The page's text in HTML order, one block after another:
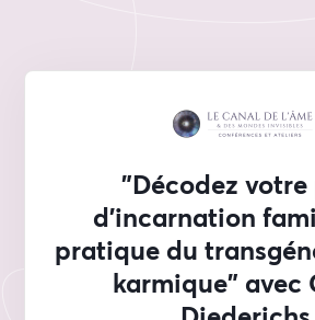
"Décodez
d’incarnation
pratique du
karmique" avec